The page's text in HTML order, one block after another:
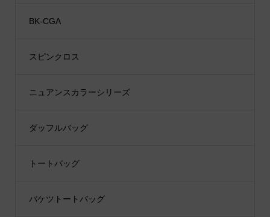
BK-CGA
スピンクロス
ニュアンスカラーシリーズ
ダッフルバッグ
トートバッグ
バケツトートバッグ